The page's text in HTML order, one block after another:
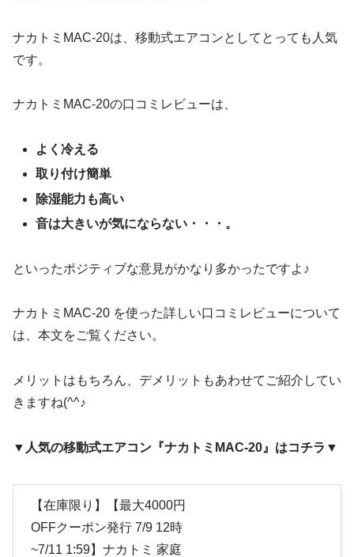
ナカトミMAC-20は、移動式エアコンとしてとっても人気
です。
ナカトミMAC-20の口コミレビューは、
よく冷える
取り付け簡単
除湿能力も高い
音は大きいが気にならない・・・。
といったポジティブな意見がかなり多かったですよ♪
ナカトミMAC-20 を使った詳しい口コミレビューについて
は、本文をご覧ください。
メリットはもちろん、デメリットもあわせてご紹介してい
きますね(^^♪
▼ 人気の移動式エアコン『ナカトミMAC-20』はコチラ ▼
【在庫限り】【最大4000円
OFFクーポン発行 7/9 12時
~7/11 1:59】ナカトミ 家庭